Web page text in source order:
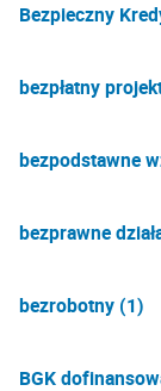
Bezpieczny
bezpłatny
bezpodstawne
bezprawne
bezrobotny (1)
BGK